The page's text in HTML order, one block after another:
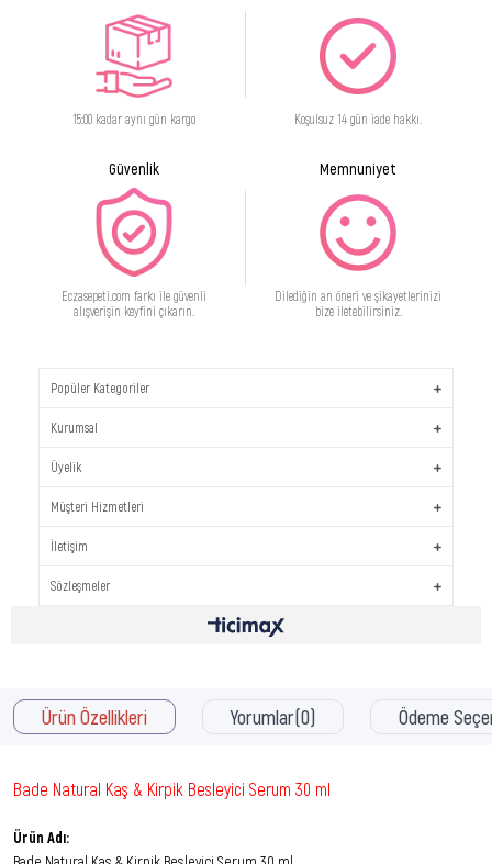
15:00 kadar aynı gün kargo Koşulsuz 14 gün iade hakkı.
Güvenlik
Eczasepeti.com farkı ile güvenli
alışverişin keyfini çıkarın.
Memnuniyet
Dilediğin an öneri ve şikayetlerinizi
bize iletebilirsiniz.
Popüler Kategoriler
Kurumsal
Üyelik
Müşteri Hizmetleri
İletişim
Sözleşmeler
Ürün Özellikleri Yorumlar(0) Ödeme
Bade Natural Kaş & Kirpik Besleyici Serum 30 ml
Ürün Adı: